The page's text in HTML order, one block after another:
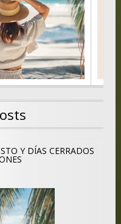
Y DÍAS CERRADOS